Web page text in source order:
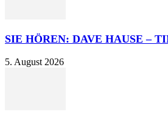
SIE HÖREN: DAVE HAUSE –
5. August 2026